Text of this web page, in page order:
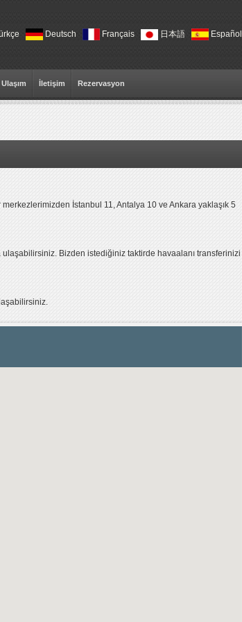
Deutsch Français 日本語 Español
Ulaşım İletişim Rezervasyon
İstanbul 11, Antalya 10 ve Ankara yaklaşık 5
ulaşabilirsiniz. Bizden istediğiniz taktirde havaalanı transferinizi